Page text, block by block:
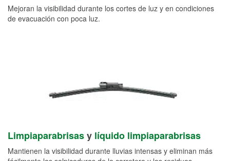
Mejoran la visibilidad durante los cortes de luz y en condiciones
de evacuación con poca luz.
Limpiaparabrisasy líquido limpiaparabrisas
Mantienen la visibilidad durante lluvias intensas y eliminan más